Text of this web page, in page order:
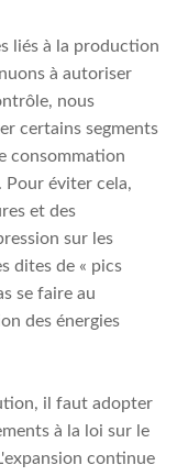
liés à la production
à autoriser
nous
certains segments
consommation
Pour éviter cela,
et des
sur les
dites de « pics
se faire au
des énergies
il faut adopter
à la loi sur le
continue